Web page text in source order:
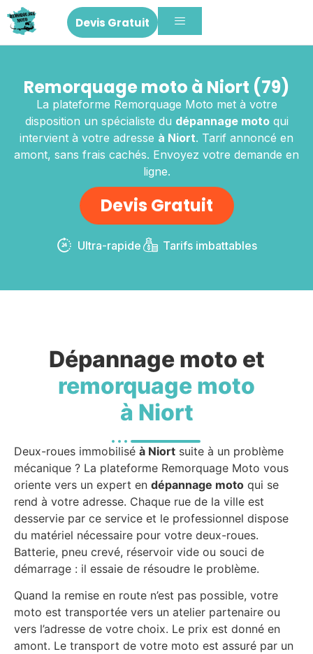
Devis Gratuit
Remorquage moto à Niort (79)
La plateforme Remorquage Moto met à votre
disposition un spécialiste du dépannage motoqui
intervient à votre adresse à Niort. Tarif annoncé en
amont, sans frais cachés. Envoyez votre demande en
ligne.
Devis Gratuit
Ultra-rapide Tarifs imbattables
Dépannage moto et
remorquage moto
à Niort
Deux-roues immobilisé à Niort suite à un problème
mécanique ? La plateforme Remorquage Moto vous
oriente vers un expert en dépannage moto qui se
rend à votre adresse. Chaque rue de la ville est
desservie par ce service et le professionnel dispose
du matériel nécessaire pour votre deux-roues.
Batterie, pneu crevé, réservoir vide ou souci de
démarrage : il essaie de résoudre le problème.
Quand la remise en route n’est pas possible, votre
moto est transportée vers un atelier partenaire ou
vers l’adresse de votre choix. Le prix est donné en
amont. Le transport de votre moto est assuré par un